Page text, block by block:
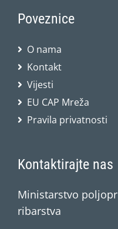
Poveznice
O nama
Kontakt
Vijesti
EU CAP Mreža
Pravila privatnosti
Kontaktirajte nas
Ministarstvo
ribarstva